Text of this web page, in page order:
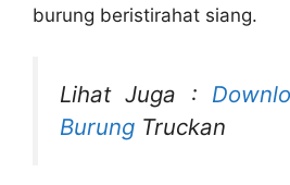
burung beristirahat siang.
Lihat Juga :
Burung Truckan